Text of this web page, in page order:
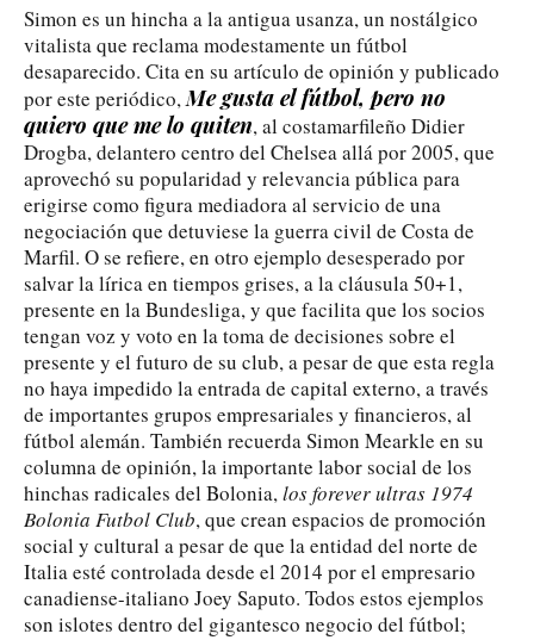
Simon es un hincha a la antigua usanza, un nostálgico
vitalista que reclama modestamente un fútbol
desaparecido. Cita en su artículo de opinión y publicado
por este periódico,Me gusta el fútbol, pero no
quiero que me lo quiten, al costamarfileño Didier
Drogba, delantero centro del Chelsea allá por 2005, que
aprovechó su popularidad y relevancia pública para
erigirse como figura mediadora al servicio de una
negociación que detuviese la guerra civil de Costa de
Marfil. O se refiere, en otro ejemplo desesperado por
salvar la lírica en tiempos grises, a la cláusula 50+1,
presente en la Bundesliga, y que facilita que los socios
tengan voz y voto en la toma de decisiones sobre el
presente y el futuro de su club, a pesar de que esta regla
no haya impedido la entrada de capital externo, a través
de importantes grupos empresariales y financieros, al
fútbol alemán. También recuerda Simon Mearkle en su
columna de opinión, la importante labor social de los
hinchas radicales del Bolonia,los forever ultras 1974
Bolonia Futbol Club, que crean espacios de promoción
social y cultural a pesar de que la entidad del norte de
Italia esté controlada desde el 2014 por el empresario
canadiense-italiano Joey Saputo. Todos estos ejemplos
son islotes dentro del gigantesco negocio del fútbol;